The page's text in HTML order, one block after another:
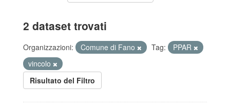
2 dataset trovati
Organizzazioni: Comune di Fano Tag:
PPAR
vincolo
Risultato del Filtro